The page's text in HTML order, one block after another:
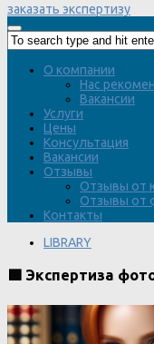
заказать экспертизу
О компании
Нас
Вакансии
Услуги
Цены
Консультация
Вакансии
Отзывы
Отзывы от
Отзывы от
Контакты
LIBRARY
🟩 Экспертиза